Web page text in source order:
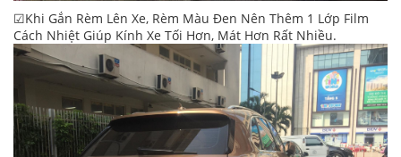
☑Khi Gắn Rèm Lên Xe, Rèm Màu Đen Nên Thêm 1 Lớp Film
Cách Nhiệt Giúp Kính Xe Tối Hơn, Mát Hơn Rất Nhiều.